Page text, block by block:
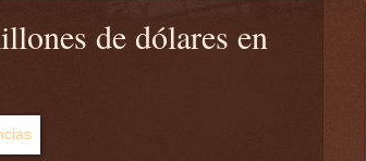
de dólares en